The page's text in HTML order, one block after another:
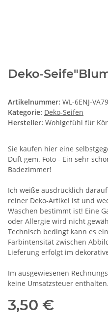
Deko-
Artikelnummer: WL-6ENJ-VA79
Kategorie: Deko-Seifen
Hersteller: Wohlgefühl für
Sie kaufen hier eine
Duft gem. Foto - Ein sehr
Badezimmer!
Ich weiße ausdrücklich
reiner Deko-Artikel ist und
Waschen bestimmt ist! Eine
oder Allergie wird nicht
Technisch bedingt kann es
Farbintensität zwischen
Lieferung erfolgt im
Im ausgewiesenen
keine Umsatzsteuer enthalten.
3,50 €